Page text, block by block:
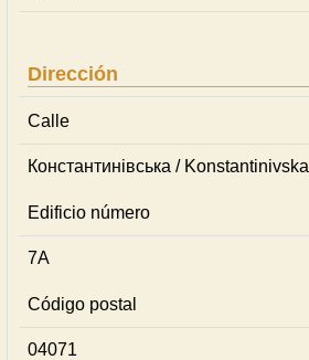
Dirección
Calle
Константинівська / Konstantinivska
Edificio número
7А
Código postal
04071